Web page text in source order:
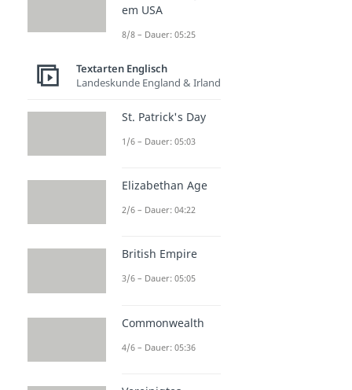
em USA
8/8 – Dauer: 05:25
Textarten Englisch
Landeskunde England & Irland
St. Patrick's Day
1/6 – Dauer: 05:03
Elizabethan Age
2/6 – Dauer: 04:22
British Empire
3/6 – Dauer: 05:05
Commonwealth
4/6 – Dauer: 05:36